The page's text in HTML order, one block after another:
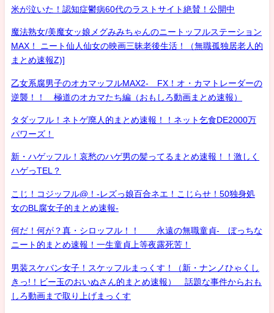
米が泣いた！認知症鬱病60代のラストサイト絶賛！公開中
魔法熟女/美魔女ッ娘メグみみちゃんのニートッフルステーション
MAX！ ニート仙人仙女の映画三昧老後生活！（無職孤独居老人的
まとめ速報Z)]
乙女系腐男子のオカマッフルMAX2- FX！オ・カマトレーダーの
逆襲！！ 極道のオカマたち編（おもしろ動画まとめ速報）
タダッフル！ネトゲ廃人的まとめ速報！！ネット乞食DE2000万
パワーズ！
新・ハゲッフル！哀愁のハゲ男の髪ってるまとめ速報！！激しく
ハゲっTEL？
こじ！コジッフル@！-レズっ娘百合ネエ！こじらせ！50独身処
女のBL腐女子的まとめ速報-
何だ！何が？真・シロッフル！！ 永遠の無職童貞- ぼっちな
ニート的まとめ速報！一生童貞上等夜露死苦！
男装スケバン女子！スケッフルまっくす！（新・ナンノひゃくし
きっ!！ビー玉のおいぬさん的まとめ速報） 話題な事件からおも
しろ動画まで取り上げまっくす